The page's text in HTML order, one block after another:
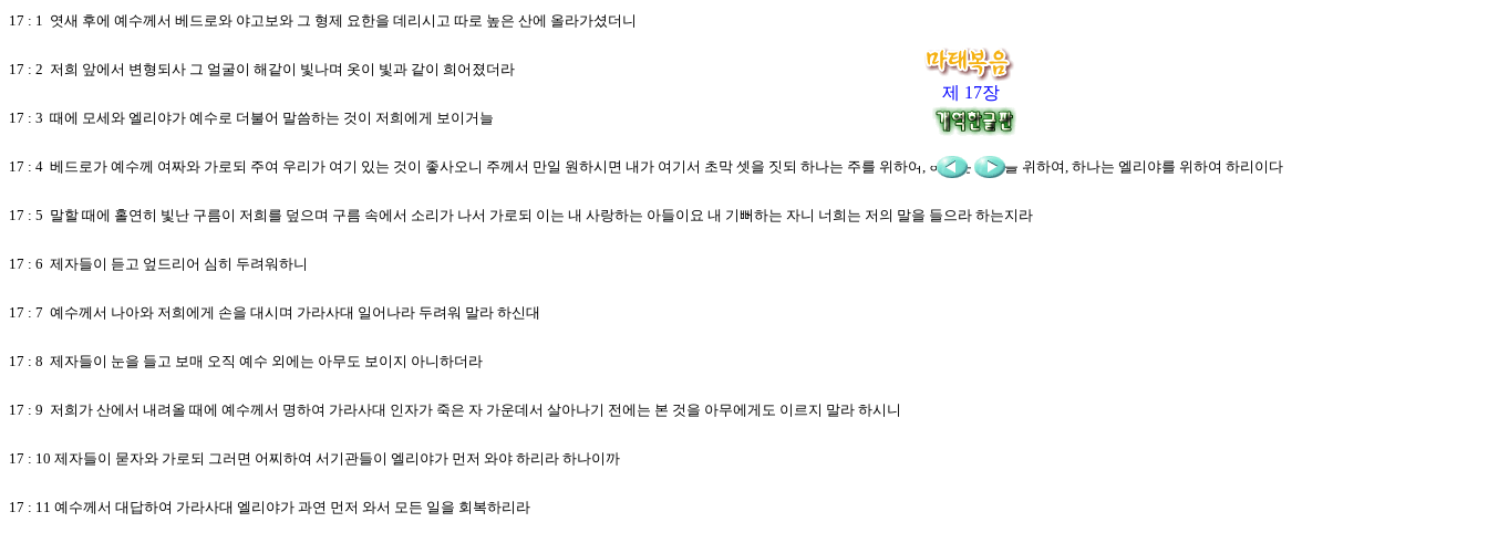
제 17장
17 : 1 엿새 후에 예수께서 베드로와 야고보와 그 형제 요한을 데리시고 따로 높은 산에 올라가셨더니
17 : 2 저희 앞에서 변형되사 그 얼굴이 해같이 빛나며 옷이 빛과 같이 희어졌더라
17 : 3 때에 모세와 엘리야가 예수로 더불어 말씀하는 것이 저희에게 보이거늘
17 : 4 베드로가 예수께 여짜와 가로되 주여 우리가 여기 있는 것이 좋사오니 주께서 만일 원하시면 내가 여기서 초막 셋을 짓되 하나는 주를 위하여, 하나는 모세를 위하여, 하나는 엘리야를 위하여 하리이다
17 : 5 말할 때에 홀연히 빛난 구름이 저희를 덮으며 구름 속에서 소리가 나서 가로되 이는 내 사랑하는 아들이요 내 기뻐하는 자니 너희는 저의 말을 들으라 하는지라
17 : 6 제자들이 듣고 엎드리어 심히 두려워하니
17 : 7 예수께서 나아와 저희에게 손을 대시며 가라사대 일어나라 두려워 말라 하신대
17 : 8 제자들이 눈을 들고 보매 오직 예수 외에는 아무도 보이지 아니하더라
17 : 9 저희가 산에서 내려올 때에 예수께서 명하여 가라사대 인자가 죽은 자 가운데서 살아나기 전에는 본 것을 아무에게도 이르지 말라 하시니
17 : 10 제자들이 묻자와 가로되 그러면 어찌하여 서기관들이 엘리야가 먼저 와야 하리라 하나이까
17 : 11 예수께서 대답하여 가라사대 엘리야가 과연 먼저 와서 모든 일을 회복하리라